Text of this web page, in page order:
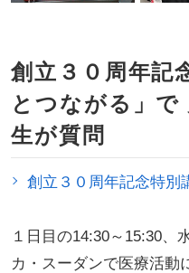
創立３０周年記
とつながる」で
生が質問
創立３０周年記念特別
１日目の14:30～15:30、
カ・スーダンで医療活動